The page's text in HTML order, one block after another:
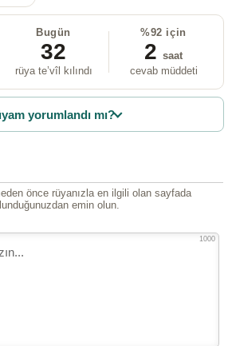
Bugün
32
rüya te’vîl kılındı
%92 için
2 saat
cevab müddeti
yorumlandı mı?
önce rüyanızla en ilgili olan sayfada
emin olun.
1000